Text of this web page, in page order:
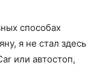
способах
я не стал здесь
или автостоп,